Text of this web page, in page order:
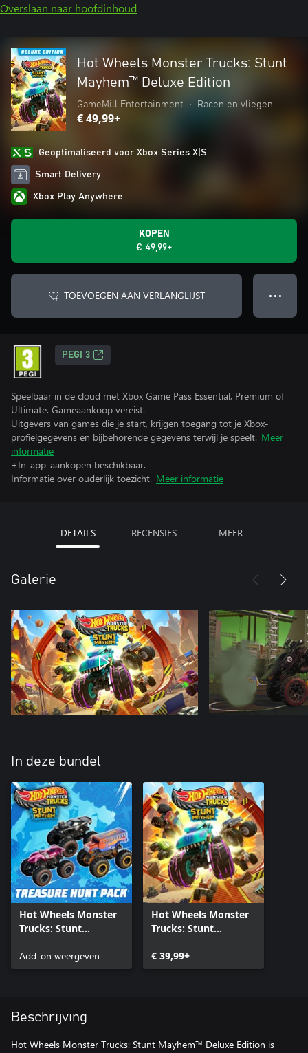
Overslaan naar hoofdinhoud
Hot Wheels Monster Trucks: Stunt
Mayhem™ Deluxe Edition
GameMill Entertainment • Racen en vliegen
€ 49,99+
Geoptimaliseerd voor Xbox Series X|S
Smart Delivery
Xbox Play Anywhere
KOPEN
€ 49,99+
TOEVOEGEN AAN VERLANGLIJST ● ● ●
PEGI 3
Speelbaar in de cloud met Xbox Game Pass Essential, Premium of
Ultimate. Gameaankoop vereist.
Uitgevers van games die je start, krijgen toegang tot je Xbox-
profielgegevens en bijbehorende gegevens terwijl je speelt. Meer
informatie
+In-app-aankopen beschikbaar.
Informatie over ouderlijk toezicht. Meer informatie
DETAILS RECENSIES MEER
Galerie
In deze bundel
Hot Wheels Monster
Trucks: Stunt
Hunt Pack
Add-on weergeven
Hot Wheels Monster
Trucks: Stunt
€ 39,99+
Beschrijving
Hot Wheels Monster Trucks: Stunt Mayhem™ Deluxe Edition is